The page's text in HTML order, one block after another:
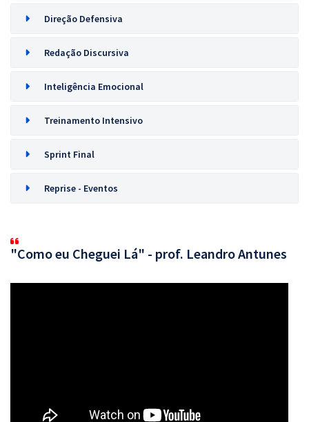
Direção Defensiva
Redação Discursiva
Inteligência Emocional
Treinamento Intensivo
Sprint Final
Reprise - Eventos
"Como eu Cheguei Lá" - prof. Leandro Antunes